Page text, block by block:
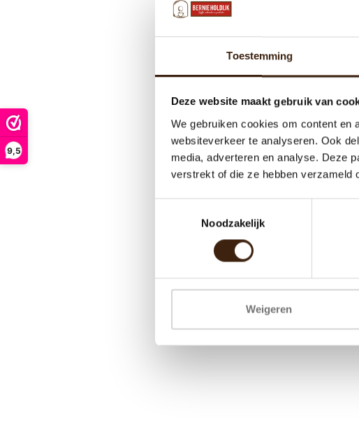
Toestemming
Deze website maakt gebruik van
We gebruiken cookies om content en
websiteverkeer te analyseren. Ook
media, adverteren en analyse. Deze
verstrekt of die ze hebben verzameld
Noodzakelijk
Weigeren
9,5